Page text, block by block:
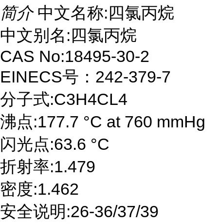
简介 中文名称:四氯丙烷
中文别名:四氯丙烷
CAS No:18495-30-2
EINECS号：242-379-7
分子式:C3H4CL4
沸点:177.7 °C at 760 mmHg
闪光点:63.6 °C
折射率:1.479
密度:1.462
安全说明:26-36/37/39